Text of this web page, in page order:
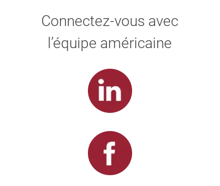
Connectez-vous avec
l’équipe américaine